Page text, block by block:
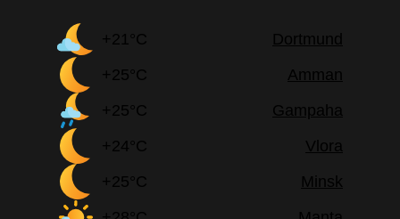
+21°C
Dortmund
+25°C
Amman
+25°C
Gampaha
+24°C
Vlora
+25°C
Minsk